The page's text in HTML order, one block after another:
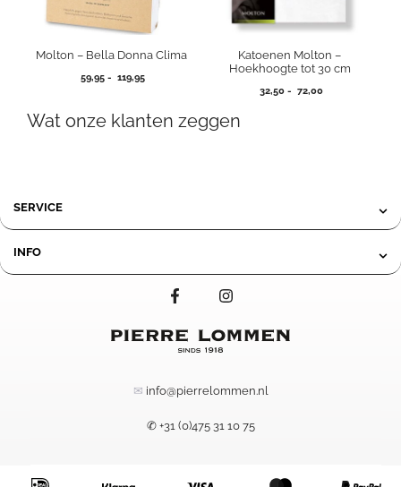
Molton – Bella Donna Clima
59,95 - 119,95Prijsklasse:
119,95
Katoenen Molton –
Hoekhoogte tot 30 cm
32,50 - 72,00Prijsklasse:
Wat onze klanten zeggen
SERVICE
INFO
✉ info@pierrelommen.nl
✆ +31 (0)475 31 10 75